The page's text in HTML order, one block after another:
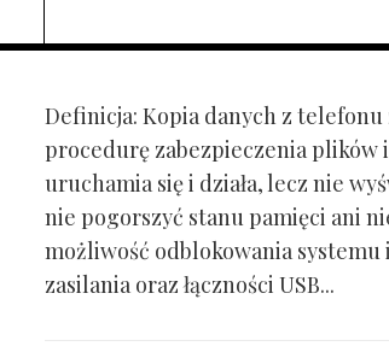
Definicja: Kopia danych z
procedurę zabezpieczenia plików
uruchamia się i działa, lecz nie
nie pogorszyć stanu pamięci ani
możliwość odblokowania
zasilania oraz łączności USB...